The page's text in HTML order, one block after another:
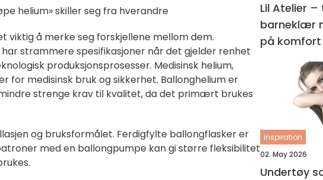
helium» skiller seg fra hverandre
viktig å merke seg forskjellene mellom dem.
strammere spesifikasjoner når det gjelder renhet
produksjonsprosesser. Medisinsk helium,
for medisinsk bruk og sikkerhet. Ballonghelium er
strenge krav til kvalitet, da det primært brukes
og bruksformålet. Ferdigfylte ballongflasker er
med en ballongpumpe kan gi større fleksibilitet
Lil Atelier –
barneklær
på
inspiration
02. May 2026
Undertøy